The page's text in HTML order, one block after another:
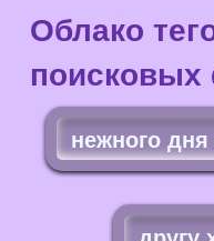
Облако
поисковых
нежного